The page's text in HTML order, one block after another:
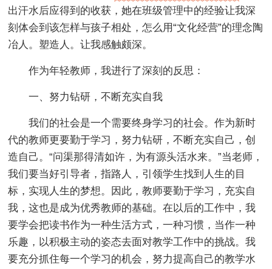
出汗水后应得到的收获，她在班级管理中的经验让我深
刻体会到该怎样与孩子相处，怎么用“文化经营”的理念陶
冶人。塑造人。让我感触颇深。
作为年轻教师，我进行了深刻的反思：
一、努力钻研，不断充实自我
我们的社会是一个需要终身学习的社会。作为新时
代的教师更要勤于学习，努力钻研，不断充实自己，创
造自己。“问渠那得清如许，为有源头活水来。”当老师，
我们要当好引导者，指路人，引领学生找到人生的目
标，实现人生的梦想。因此，教师要勤于学习，充实自
我，这也是成为优秀教师的基础。在以后的工作中，我
要学会把读书作为一种生活方式，一种习惯，当作一种
乐趣，以积极主动的姿态去面对教学工作中的挑战。我
要充分抓住每一个学习的机会，努力提高自己的教学水